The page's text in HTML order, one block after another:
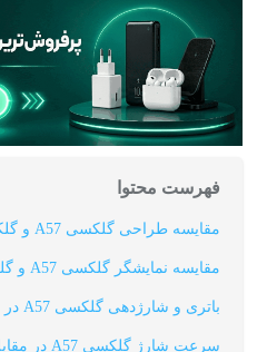
فهرست محتوا
مقایسه طراحی گلکسی A57 و گلکسی A56
مقا‌یسه نمایشگر گلکسی A57 و گلکسی A56
باتری و شارژدهی گلکسی A57 در مقابل A56
سرعت شارژ گلکسی A57 در مقابل A56